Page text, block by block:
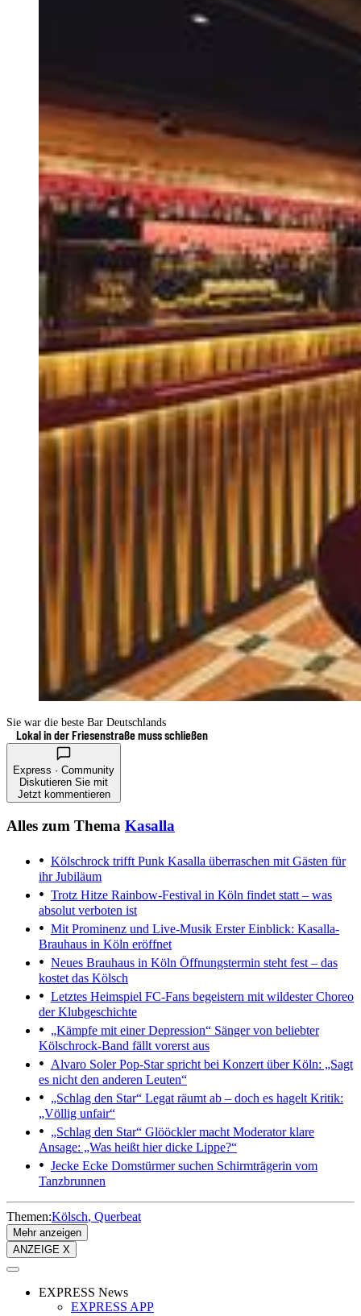
Sie war die beste Bar Deutschlands
Lokal in der Friesenstraße muss schließen
Express · Community
Diskutieren Sie mit
Jetzt kommentieren
Alles zum Thema Kasalla
Kölschrock trifft Punk Kasalla überraschen mit Gästen für
ihr Jubiläum
Trotz Hitze Rainbow-Festival in Köln findet statt – was
absolut verboten ist
Mit Prominenz und Live-Musik Erster Einblick: Kasalla-
Brauhaus in Köln eröffnet
Neues Brauhaus in Köln Öffnungstermin steht fest – das
kostet das Kölsch
Letztes Heimspiel FC-Fans begeistern mit wildester Choreo
der Klubgeschichte
„Kämpfe mit einer Depression“ Sänger von beliebter
Kölschrock-Band fällt vorerst aus
Alvaro SolerPop-Star spricht bei Konzert über Köln: „Sagt
es nicht den anderen Leuten“
„Schlag den Star“ Legat räumt ab – doch es hagelt Kritik:
„Völlig unfair“
„Schlag den Star“ Glööckler macht Moderator klare
Ansage: „Was heißt hier dicke Lippe?“
Jecke Ecke Domstürmer suchen Schirmträgerin vom
Tanzbrunnen
Themen:Kölsch Querbeat
Mehr anzeigen
ANZEIGE X
EXPRESS News
EXPRESS APP